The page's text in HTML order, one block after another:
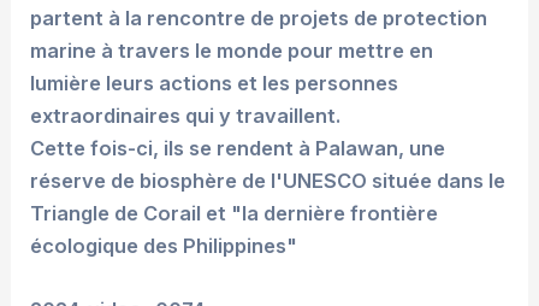
partent à la rencontre de projets de protection
marine à travers le monde pour mettre en
lumière leurs actions et les personnes
extraordinaires qui y travaillent.
Cette fois-ci, ils se rendent à Palawan, une
réserve de biosphère de l'UNESCO située dans le
Triangle de Corail et "la dernière frontière
écologique des Philippines"